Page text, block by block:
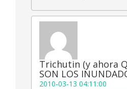
Trichutin (y ahora
SON LOS
2010-03-13 04:11:00